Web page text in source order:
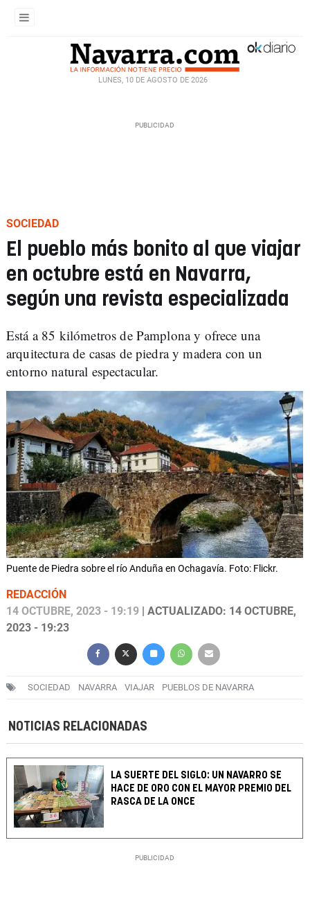
LUNES, 10 DE AGOSTO DE 2026
SOCIEDAD
El pueblo más bonito al que viajar
en octubre está en Navarra,
según una revista especializada
Está a 85 kilómetros de Pamplona y ofrece una
arquitectura de casas de piedra y madera con un
entorno natural espectacular.
Puente de Piedra sobre el río Anduña en Ochagavía. Foto: Flickr.
REDACCIÓN
14 OCTUBRE, 2023 - 19:19 | ACTUALIZADO: 14 OCTUBRE,
2023 - 19:23
SOCIEDAD NAVARRA VIAJAR PUEBLOS DE NAVARRA
NOTICIAS RELACIONADAS
LA SUERTE DEL SIGLO: UN NAVARRO SE
HACE DE ORO CON EL MAYOR PREMIO DEL
RASCA DE LA ONCE